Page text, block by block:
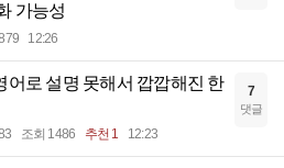
가능성
12:26
어로 설명 못해서 깝깝해진 한
조회 1486 추천 1 12:23
7
댓글